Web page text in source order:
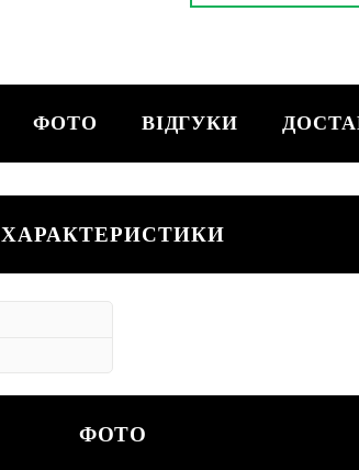
ФОТО ВІДГУКИ
ХАРАКТЕРИСТИКИ
ФОТО